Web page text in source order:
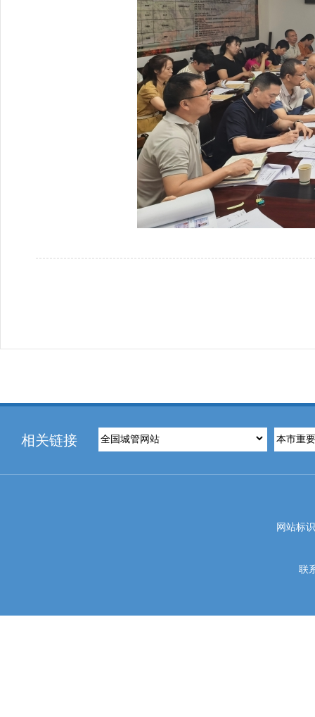
相关链接
网站标
联